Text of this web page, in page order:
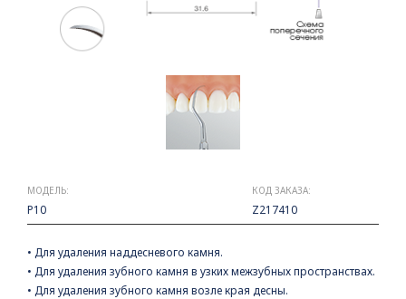
МОДЕЛЬ:
P10
КОД ЗАКАЗА:
Z217410
• Для удаления наддесневого камня.
• Для удаления зубного камня в узких межзубных пространствах.
• Для удаления зубного камня возле края десны.